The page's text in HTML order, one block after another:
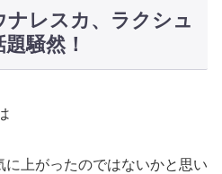
ナレスカ、ラクシュ
騒然！
上がったのではないかと思い